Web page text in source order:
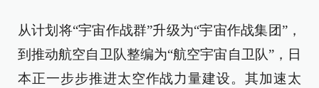
从计划将“宇宙作战群”升级为“宇宙作战集团”，
到推动航空自卫队整编为“航空宇宙自卫队”，日
本正一步步推进太空作战力量建设。其加速太